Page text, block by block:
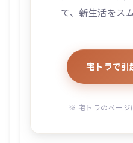
て、新生活をス
宅トラで
※ 宅トラのページ